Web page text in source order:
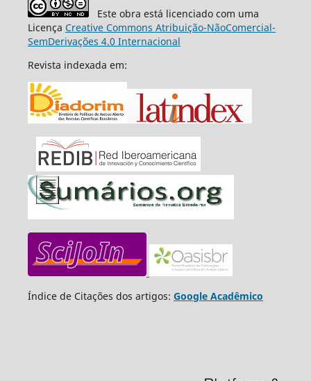
Este obra está licenciado com uma
Licença Creative Commons Atribuição-NãoComercial-
SemDerivações 4.0 Internacional
Revista indexada em:
Índice de Citações dos artigos: Google Acadêmico